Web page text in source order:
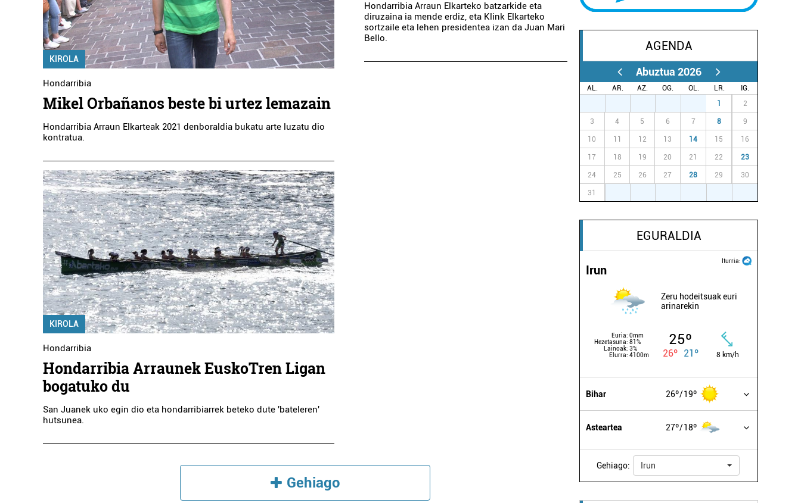
KIROLA
Hondarribia
Mikel Orbañanos beste bi urtez lemazain
Hondarribia Arraun Elkarteak 2021 denboraldia bukatu arte luzatu dio
kontratua.
KIROLA
Hondarribia
Hondarribia Arraunek EuskoTren Ligan
bogatuko du
San Juanek uko egin dio eta hondarribiarrek beteko dute 'bateleren'
hutsunea.
Hondarribia Arraun Elkarteko batzarkide eta
diruzaina ia mende erdiz, eta Klink Elkarteko
sortzaile eta lehen presidentea izan da Juan Mari
Bello.
Gehiago
AGENDA
Abuztua 2026
AL. AR. AZ. OG. OL. LR.
IG.
1 2
3 4 5 6 7 8 9
10 11 12 13 14 15 16
17 18 19 20 21 22 23
24 25 26 27 28 29 30
31
EGURALDIA
Iturria:
Irun
Zeru hodeitsuak euri
arinarekin
Euria: 0mm
Hezetasuna: 81%
Lainoak: 3%
Elurra: 4100m
25º
26º 21º 8 km/h
Bihar 26º 19º
Asteartea 27º 18º
Gehiago: Irun